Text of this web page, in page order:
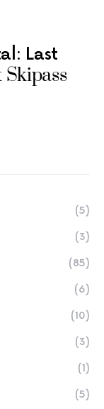
Last
(5)
(3)
(85)
(6)
(10)
(3)
(1)
(5)